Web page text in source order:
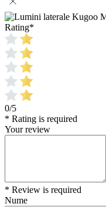
Rating*
0/5
* Rating is required
Your review
* Review is required
Nume